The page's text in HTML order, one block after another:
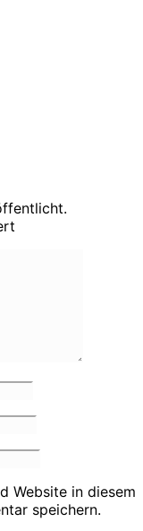
Website in diesem
speichern.